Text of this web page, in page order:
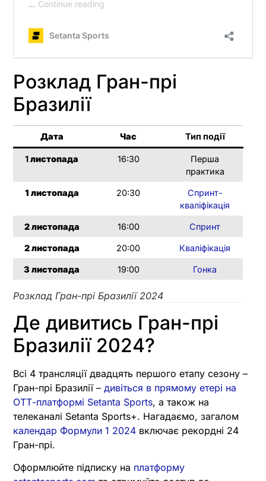
Розклад Гран-прі
Бразилії
Дата Час Тип події
1листопада 16:30
Перша
практика
1 листопада 20:30
Спринт-
кваліфікація
2листопада 16:00 Спринт
2листопада 20:00 Кваліфікація
3 листопада 19:00 Гонка
Розклад Гран-прі Бразилії 2024
Де дивитись Гран-прі
Бразилії 2024?
Всі 4 трансляції двадцять першого етапу сезону –
Гран-прі Бразилії – дивіться в прямому етері на
ОТТ-платформі Setanta Sports, а також на
телеканалі Setanta Sports+. Нагадаємо, загалом
календар Формули 1 2024 включає рекордні 24
Гран-прі.
Оформлюйте підписку на платформу